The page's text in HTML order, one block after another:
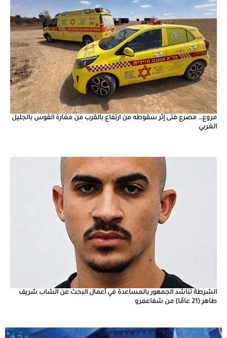
مروع… مصرع فتى إثر سقوطه من ارتفاع بالقرب من مغارة القوس بالجليل
الغربي
الشرطة تناشد الجمهور بالمساعدة في أعمال البحث عن الشاب شريف
طاهر (21 عامًا) من شفاعمرو